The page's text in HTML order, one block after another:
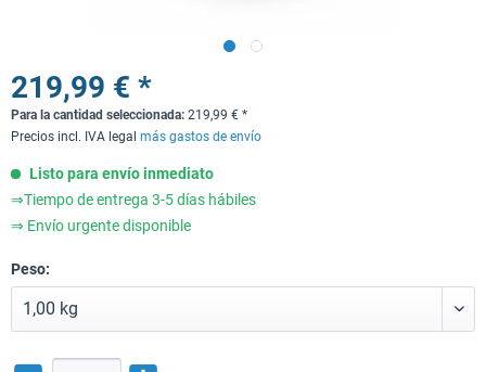
219,99 € *
Para la cantidad seleccionada: 219,99 € *
Precios incl. IVA legal más gastos de envío
Listo para envío inmediato
⇒Tiempo de entrega 3-5 días hábiles
⇒ Envío urgente disponible
Peso: